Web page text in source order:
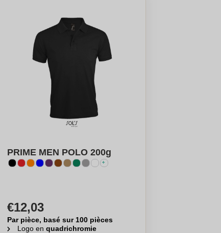
PRIME MEN POLO 200g
€12,03
Par pièce, basé sur 100 pièces
Logo en quadrichromie